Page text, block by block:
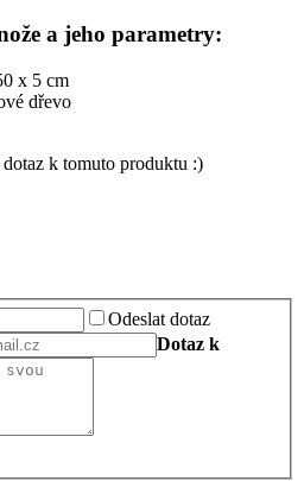
a jeho parametry:
x 5 cm
dřevo
k tomuto produktu :)
Odeslat dotaz
Dotaz k